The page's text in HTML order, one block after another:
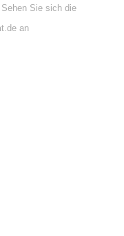
Sehen Sie sich die
an